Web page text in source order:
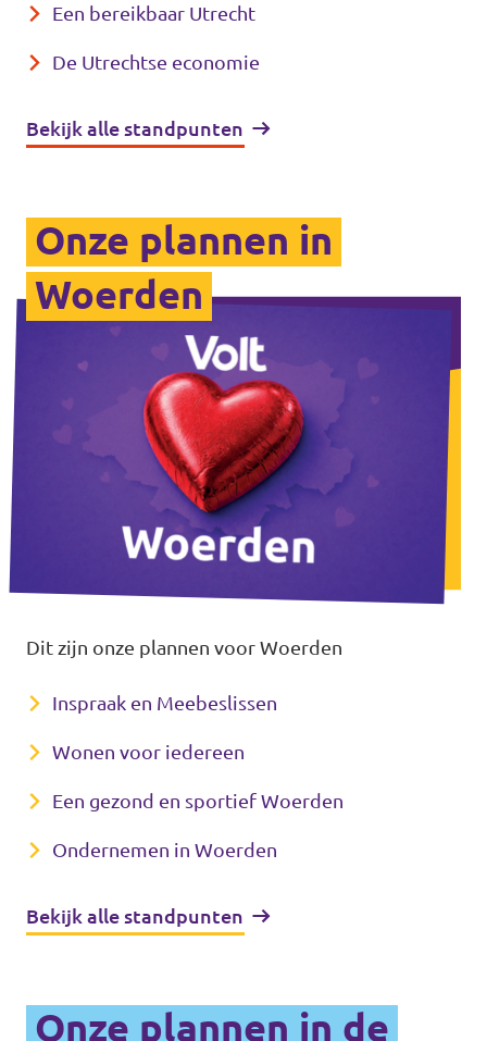
Een bereikbaar Utrecht
De Utrechtse economie
Bekijk alle standpunten
Onze plannen in
Woerden
Dit zijn onze plannen voor Woerden
Inspraak en Meebeslissen
Wonen voor iedereen
Een gezond en sportief Woerden
Ondernemen in Woerden
Bekijk alle standpunten
Onze plannen in de